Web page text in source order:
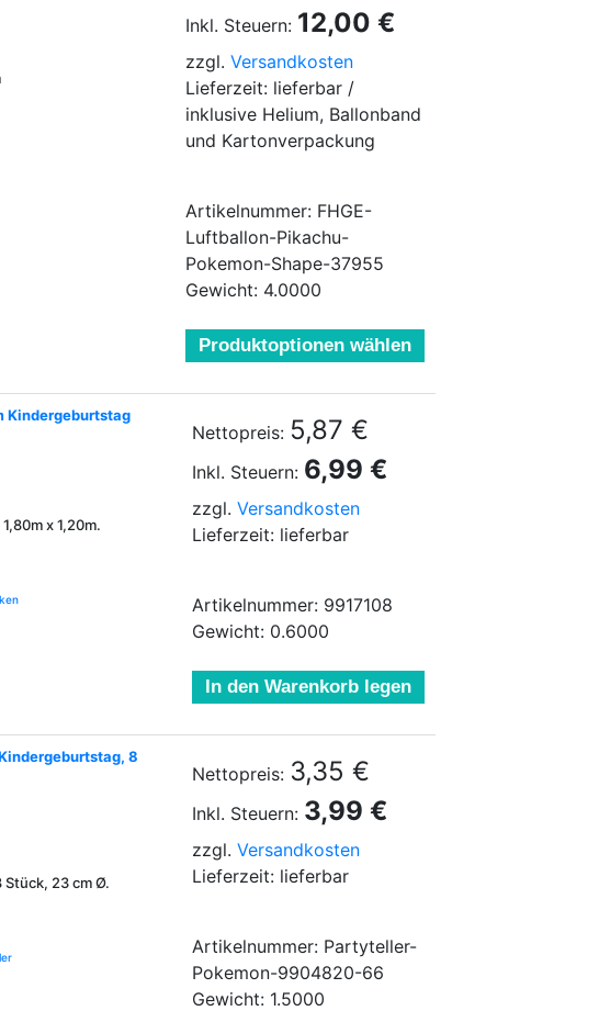
Inkl. Steuern: 12,00 €
zzgl. Versandkosten
Lieferzeit: lieferbar /
inklusive Helium, Ballonband
und Kartonverpackung
Artikelnummer: FHGE-
Luftballon-Pikachu-
Pokemon-Shape-37955
Gewicht: 4.0000
Produktoptionen wählen
Kindergeburtstag
1,80m x 1,20m.
Nettopreis: 5,87 €
Inkl. Steuern: 6,99 €
zzgl. Versandkosten
Lieferzeit: lieferbar
Artikelnummer: 9917108
Gewicht: 0.6000
In den Warenkorb legen
8
23 cm Ø.
Nettopreis: 3,35 €
Inkl. Steuern: 3,99 €
zzgl. Versandkosten
Lieferzeit: lieferbar
Artikelnummer: Partyteller-
Pokemon-9904820-66
Gewicht: 1.5000